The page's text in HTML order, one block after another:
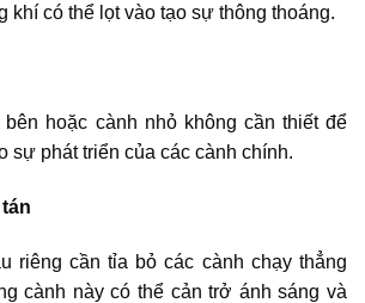
khí có thể lọt vào tạo sự thông thoáng.
bên hoặc cành nhỏ không cần thiết để
sự phát triển của các cành chính.
riêng cần tỉa bỏ các cành chạy thẳng
cành này có thể cản trở ánh sáng và